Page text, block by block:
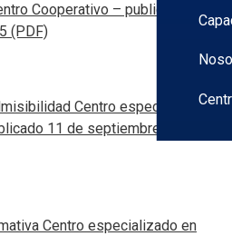
Cooperativo – publicado 05
(PDF)Se abre en nueva pestana
Centro especializado
11 de septiembre de 2025
pestana
Centro especializado en